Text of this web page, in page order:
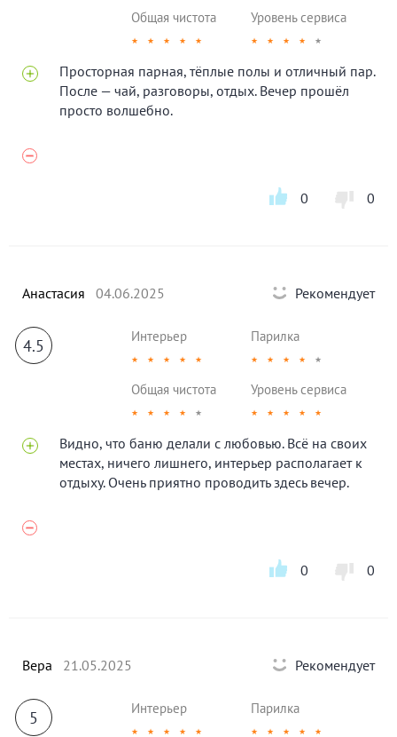
Общая чистота
★ ★ ★ ★ ★
Уровень сервиса
★ ★ ★ ★ ★
Просторная парная, тёплые полы и отличный пар.
После — чай, разговоры, отдых. Вечер прошёл
просто волшебно.
0 0
Анастасия 04.06.2025 Рекомендует
4.5 Интерьер
★ ★ ★ ★ ★
Парилка
★ ★ ★ ★ ★
Общая чистота
★ ★ ★ ★ ★
Уровень сервиса
★ ★ ★ ★ ★
Видно, что баню делали с любовью. Всё на своих
местах, ничего лишнего, интерьер располагает к
отдыху. Очень приятно проводить здесь вечер.
0 0
Вера 21.05.2025 Рекомендует
5 Интерьер
★ ★ ★ ★ ★
Парилка
★ ★ ★ ★ ★